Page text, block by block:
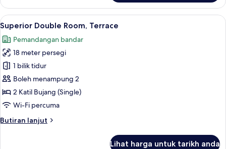
Room,
Balcony,
Partial
Ocean
View
Lihat
semua
foto
untuk
Superior
Double
Room,
Terrace
Superior Double Room, Terrace |
17
Superior Double Room, Terrace
Pemandangan bandar
18 meter persegi
1 bilik tidur
Boleh menampung 2
2 Katil Bujang (Single)
Wi-Fi percuma
Butiran lanjut
Butiran
Lihat harga untuk tarikh anda